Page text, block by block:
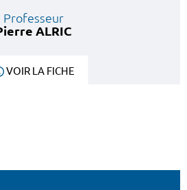
Professeur
ALRIC
VOIR LA FICHE